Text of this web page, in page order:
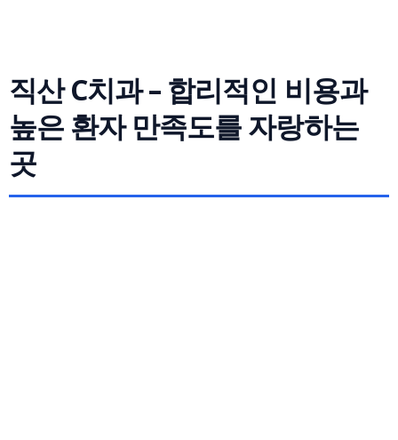
직산 C치과 – 합리적인 비용과
높은 환자 만족도를 자랑하는
곳